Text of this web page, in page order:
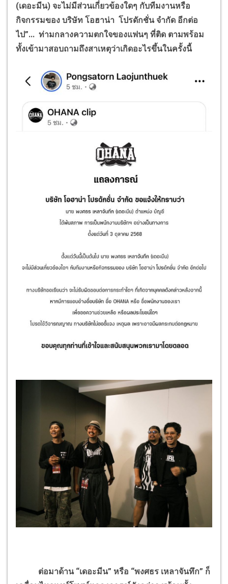
(เดอะมีน) จะไม่มีส่วนเกี่ยวข้องใดๆ กับทีมงานหรือ
กิจกรรมของ บริษัท โอฮาน่า โปรดักชั่น จำกัด อีกต่อ
ไป”... ท่ามกลางความตกใจของแฟนๆ ที่ติด ตามพร้อม
ทั้งเข้ามาสอบถามถึงสาเหตุว่าเกิดอะไรขึ้นในครั้งนี้
ต่อมาด้าน “เดอะมีน” หรือ “พงศธร เหลาจันทึก” ก็